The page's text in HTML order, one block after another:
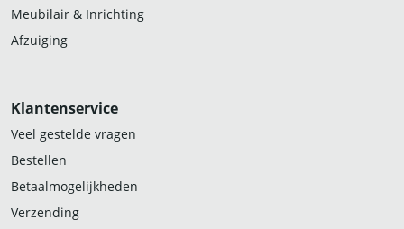
Meubilair & Inrichting
Afzuiging
Klantenservice
Veel gestelde vragen
Bestellen
Betaalmogelijkheden
Verzending